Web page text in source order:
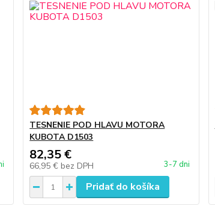
TESNENIE POD HLAVU MOTORA
KUBOTA D1503
82,35 €
66,95 € bez DPH 3-7 dni
Pridať do košíka